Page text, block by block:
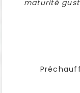
maturité